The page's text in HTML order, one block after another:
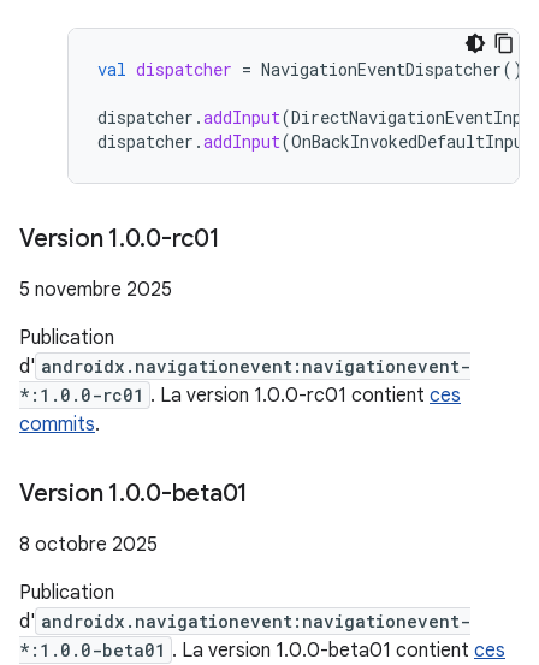
val dispatcher = NavigationEventDispatcher()
dispatcher .addInput(
dispatcher .addInput(OnBackInvokedDefaultInput
Version 1.0.0-rc01
5 novembre 2025
Publication
d' androidx.navigationevent:navigationevent-
*:1.0.0-rc01 . La version 1.0.0-rc01 contient ces
commits.
Version 1.0.0-beta01
8 octobre 2025
Publication
d' androidx.navigationevent:navigationevent-
*:1.0.0-beta01 . La version 1.0.0-beta01 contient ces